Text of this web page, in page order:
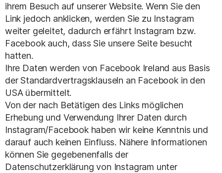
ihrem Besuch auf unserer Website. Wenn Sie den
Link jedoch anklicken, werden Sie zu Instagram
weiter geleitet, dadurch erfährt Instagram bzw.
Facebook auch, dass Sie unsere Seite besucht
hatten.
Ihre Daten werden von Facebook Ireland aus Basis
der Standardvertragsklauseln an Facebook in den
USA übermittelt.
Von der nach Betätigen des Links möglichen
Erhebung und Verwendung Ihrer Daten durch
Instagram/Facebook haben wir keine Kenntnis und
darauf auch keinen Einfluss. Nähere Informationen
können Sie gegebenenfalls der
Datenschutzerklärung von Instagram unter